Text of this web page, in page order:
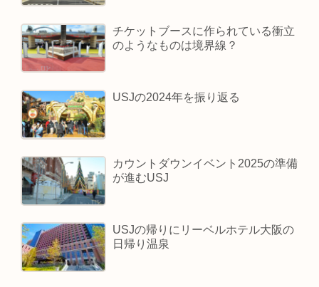
チケットブースに作られている衝立
のようなものは境界線？
USJの2024年を振り返る
カウントダウンイベント2025の準備
が進むUSJ
USJの帰りにリーベルホテル大阪の
日帰り温泉